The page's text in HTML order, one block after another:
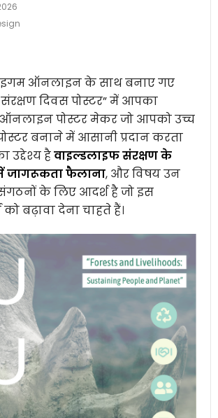
ऑनलाइन के साथ बनाए गए
दिवस पोस्टर” में आपका
पोस्टर मेकर जो आपको उच्च
बनाने में आसानी प्रदान करता
उद्देश्य हैवाइल्डलाइफ संरक्षण के
जागरूकता फैलाना, और विषय उन
के लिए आदर्श है जो इस
को बढ़ावा देना चाहते हैं।